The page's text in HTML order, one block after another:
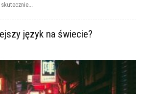
język na świecie?